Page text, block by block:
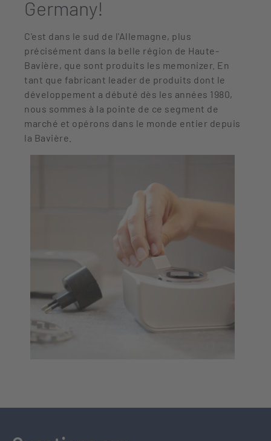
Germany!
C'est dans le sud de l'Allemagne, plus
précisément dans la belle région de Haute-
Bavière, que sont produits les memonizer. En
tant que fabricant leader de produits dont le
développement a débuté dès les années 1980,
nous sommes à la pointe de ce segment de
marché et opérons dans le monde entier depuis
la Bavière.